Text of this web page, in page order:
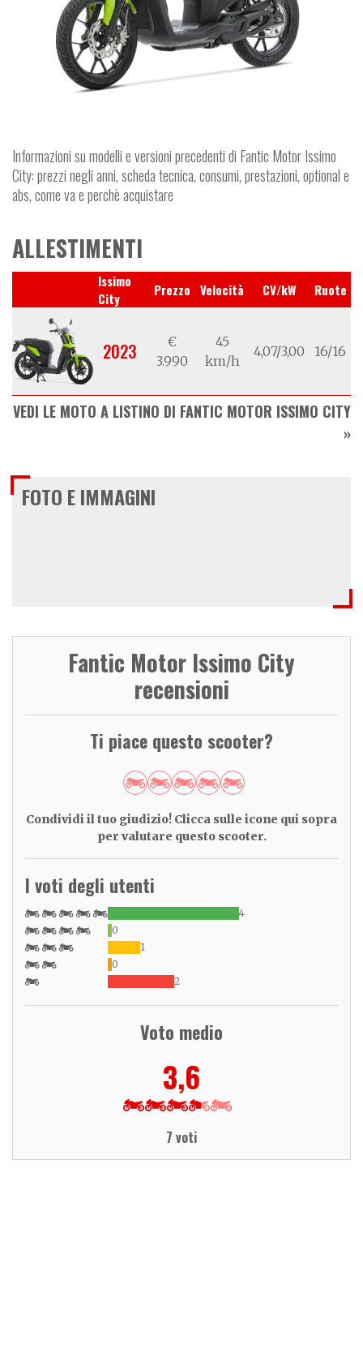
Informazioni su modelli e versioni precedenti di Fantic Motor Issimo
City: prezzi negli anni, scheda tecnica, consumi, prestazioni, optional e
abs, come va e perchè acquistare
ALLESTIMENTI
Issimo
City
Prezzo Velocità CV/kW Ruote
2023
€
3.990
45
km/h
4,07/3,00 16/16
VEDI LE MOTO A LISTINO DI FANTIC MOTOR ISSIMO CITY
FOTO E IMMAGINI
Fantic Motor Issimo City
recensioni
Ti piace questo scooter?
Condividi il tuo giudizio! Clicca sulle icone qui sopra
per valutare questo scooter.
I voti degli utenti
4
0
1
0
2
Voto medio
3,6
7 voti